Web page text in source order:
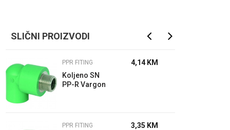
SLIČNI PROIZVODI
PPR FITING
Koljeno SN
PP-R Vargon
4,14 KM
PPR FITING 3,35 KM